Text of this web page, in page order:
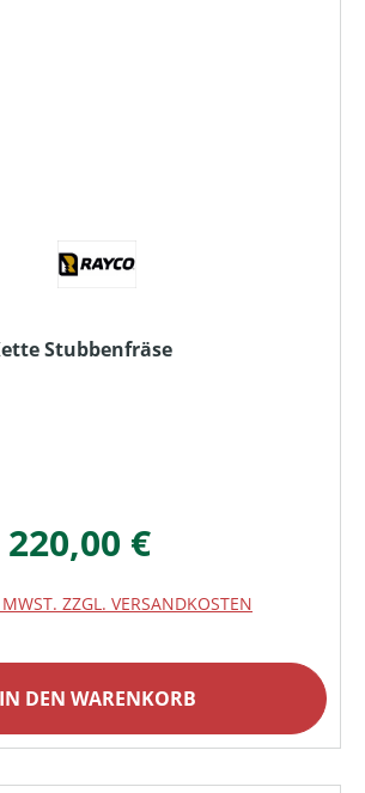
Stubbenfräse
220,00 €
ZZGL. VERSANDKOSTEN
IN DEN WARENKORB